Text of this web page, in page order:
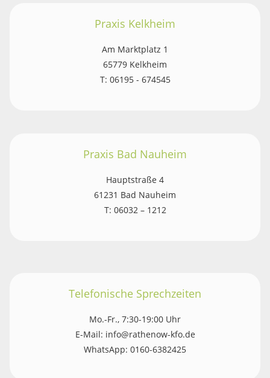
Praxis Kelkheim
Am Marktplatz 1
65779 Kelkheim
T: 06195 - 674545
Praxis Bad Nauheim
Hauptstraße 4
61231 Bad Nauheim
T: 06032 – 1212
Telefonische Sprechzeiten
Mo.-Fr., 7:30-19:00 Uhr
E-Mail: info@rathenow-kfo.de
WhatsApp: 0160-6382425